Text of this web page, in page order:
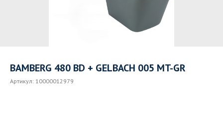
BAMBERG 480 BD + GELBACH 005 MT-GR
Артикул: 10000012979